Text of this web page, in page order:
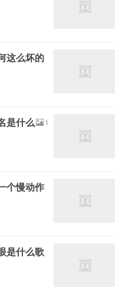
这么坏的
是什么 1
个慢动作
是什么歌